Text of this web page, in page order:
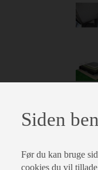
Siden
Før du kan bruge
cookies du vil